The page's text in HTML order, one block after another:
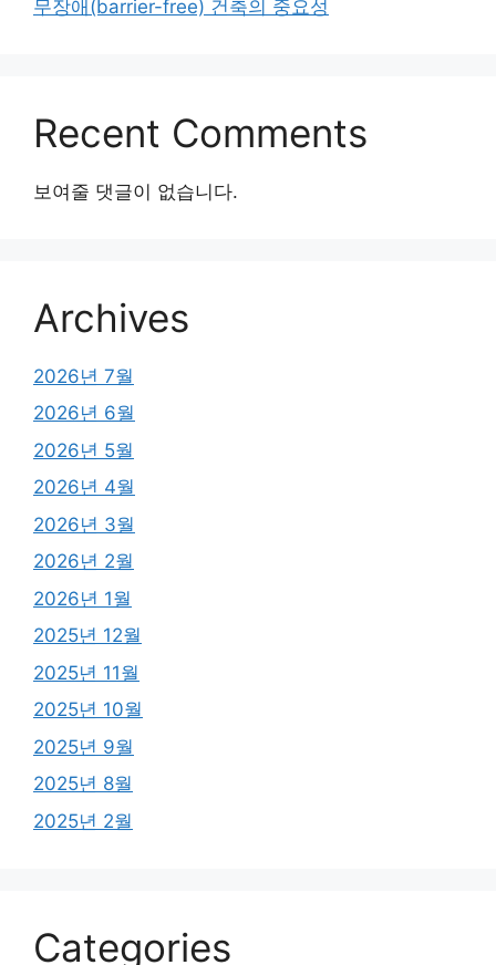
무장애(barrier-free) 건축의 중요성
Recent Comments
보여줄 댓글이 없습니다.
Archives
2026년 7월
2026년 6월
2026년 5월
2026년 4월
2026년 3월
2026년 2월
2026년 1월
2025년 12월
2025년 11월
2025년 10월
2025년 9월
2025년 8월
2025년 2월
Categories